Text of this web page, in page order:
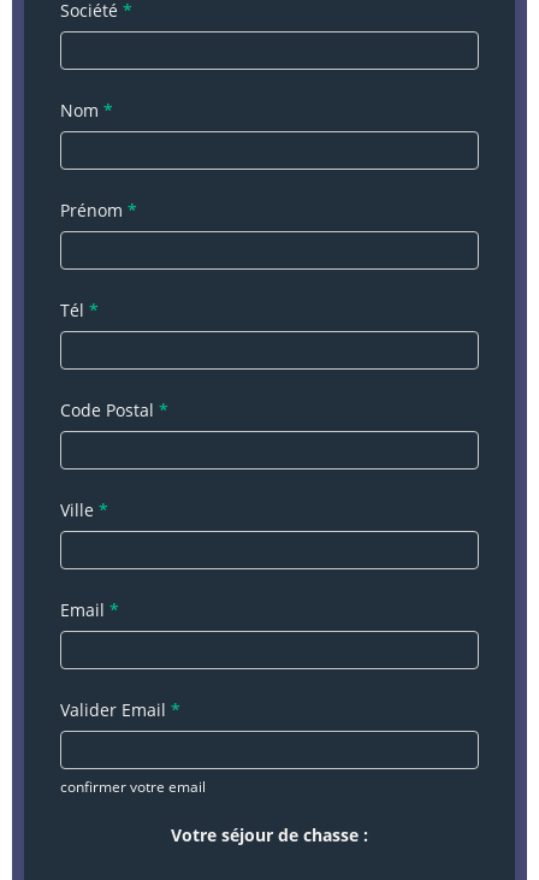
Journée de
Chasse
Société *
Nom *
Prénom *
Tél *
Code Postal *
Ville *
Email *
Valider Email *
confirmer votre email
Votre séjour de chasse :